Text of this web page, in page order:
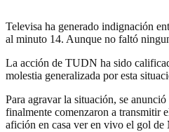
Televisa ha generado indignación
al minuto 14. Aunque no faltó
La acción de TUDN ha sido
molestia generalizada por esta
Para agravar la situación, se
finalmente comenzaron a transmitir
afición en casa ver en vivo el gol